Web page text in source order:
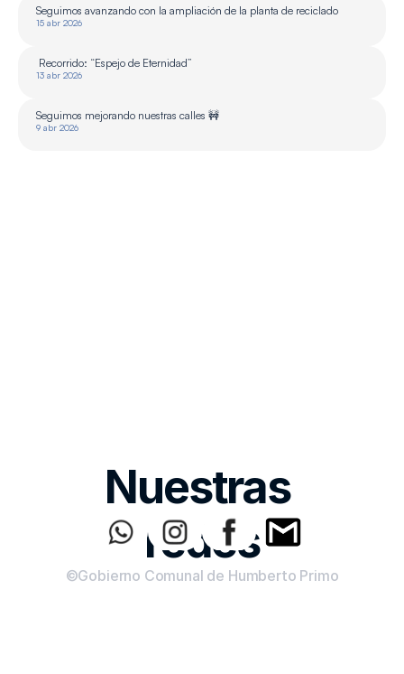
Seguimos avanzando con la ampliación de la planta de reciclado
15 abr 2026
Recorrido: “Espejo de Eternidad”
13 abr 2026
Seguimos mejorando nuestras calles 🚧
9 abr 2026
Nuestras
redes
©Gobierno Comunal de Humberto Primo